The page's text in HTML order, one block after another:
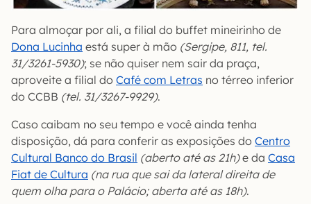
Para almoçar por ali, a filial do buffet mineirinho de
Dona Lucinha está super à mão (Sergipe, 811, tel.
31/3261-5930); se não quiser nem sair da praça,
aproveite a filial do Café com Letras no térreo inferior
do CCBB (tel. 31/3267-9929).
Caso caibam no seu tempo e você ainda tenha
disposição, dá para conferir as exposições do Centro
Cultural Banco do Brasil (aberto até as 21h)e da Casa
Fiat de Cultura (na rua que sai da lateral direita de
quem olha para o Palácio; aberta até as 18h).